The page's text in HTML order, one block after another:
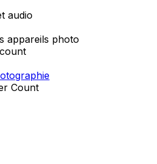
audio
appareils photo
Count